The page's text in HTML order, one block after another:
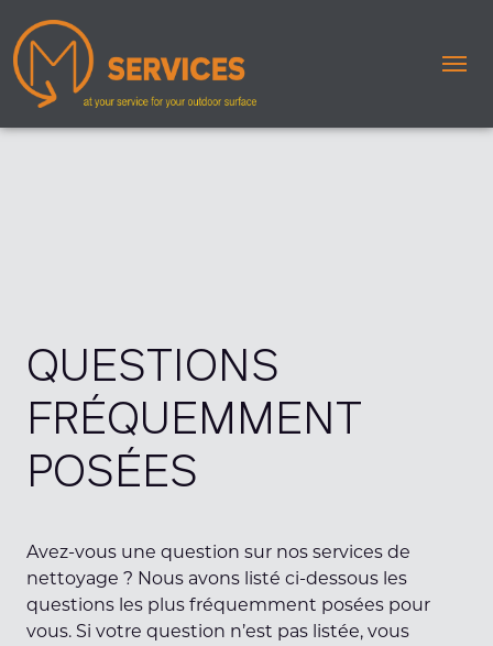
QUESTIONS
FRÉQUEMMENT
POSÉES
Avez-vous une question sur nos services de
nettoyage ? Nous avons listé ci-dessous les
questions les plus fréquemment posées pour
vous. Si votre question n’est pas listée, vous